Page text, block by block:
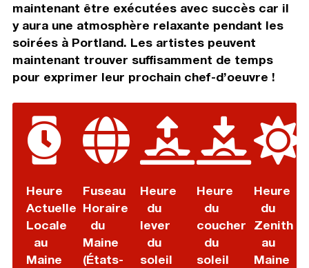
maintenant être exécutées avec succès car il
y aura une atmosphère relaxante pendant les
soirées à Portland. Les artistes peuvent
maintenant trouver suffisamment de temps
pour exprimer leur prochain chef-d’oeuvre !
Heure
Actuelle
Locale
au
Maine
Fuseau
Horaire
du
Maine
(États-
Heure
du
lever
du
soleil
Heure
du
coucher
du
soleil
Heure
du
Zenith
au
Maine